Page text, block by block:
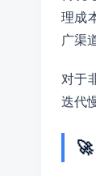
理成
广渠
对于
迭代